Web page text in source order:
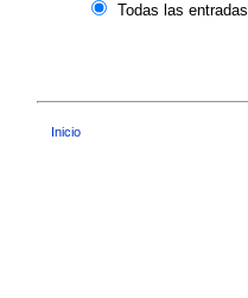
Todas las entradas
Inicio